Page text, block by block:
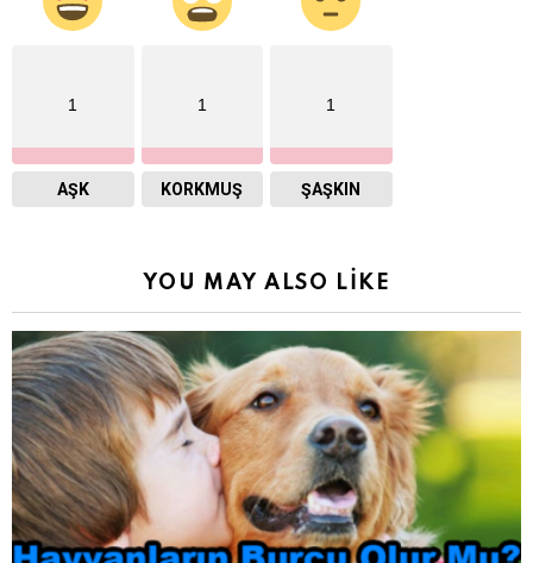
1
AŞK
1
KORKMUŞ
1
ŞAŞKIN
YOU MAY ALSO LIKE